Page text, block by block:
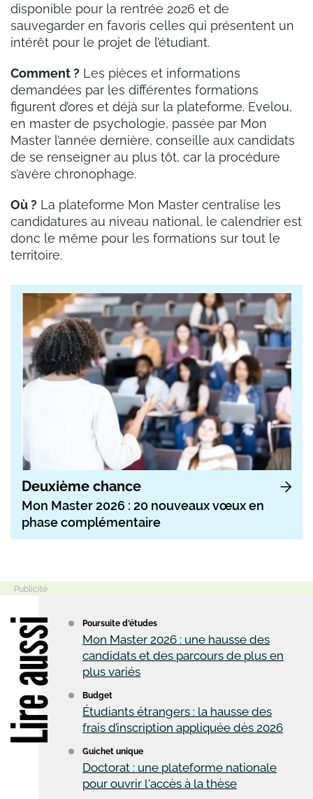
disponible pour la rentrée 2026 et de
sauvegarder en favoris celles qui présentent un
intérêt pour le projet de l’étudiant.
Comment ? Les pièces et informations
demandées par les différentes formations
figurent d’ores et déjà sur la plateforme. Evelou,
en master de psychologie, passée par Mon
Master l’année dernière, conseille aux candidats
de se renseigner au plus tôt, car la procédure
s’avère chronophage.
Où ? La plateforme Mon Master centralise les
candidatures au niveau national, le calendrier est
donc le même pour les formations sur tout le
territoire.
Deuxième chance
Mon Master 2026 : 20 nouveaux vœux en
phase complémentaire
Poursuite d'études
Mon Master 2026 : une hausse des
candidats et des parcours de plus en
plus variés
Budget
Étudiants étrangers : la hausse des
frais d’inscription appliquée dès 2026
Guichet unique
Doctorat : une plateforme nationale
pour ouvrir l'accès à la thèse